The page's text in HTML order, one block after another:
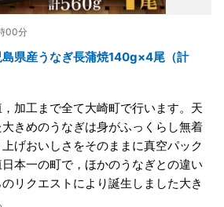
00分
島県産うなぎ長蒲焼140g×4尾（計
加工まで全て大崎町で行います。天
きめのうなぎは身がふっくらし無着
げおいしさをそのままに真空パック
本一の町で，ほかのうなぎとの違い
リクエストにより誕生しました大き